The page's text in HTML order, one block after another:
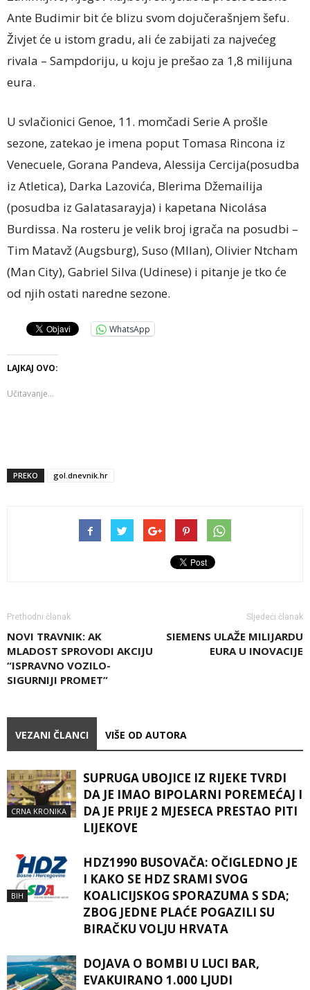
Ante Budimir bit će blizu svom dojučerašnjem šefu.
Živjet će u istom gradu, ali će zabijati za najvećeg
rivala – Sampdoriju, u koju je prešao za 1,8 milijuna
eura.
U svlačionici Genoe, 11. momčadi Serie A prošle
sezone, zatekao je imena poput Tomasa Rincona iz
Venecuele, Gorana Pandeva, Alessija Cercija(posudba
iz Atletica), Darka Lazovića, Blerima Džemailija
(posudba iz Galatasarayja) i kapetana Nicolása
Burdissa. Na rosteru je velik broj igrača na posudbi –
Tim Matavž (Augsburg), Suso (MIlan), Olivier Ntcham
(Man City), Gabriel Silva (Udinese) i pitanje je tko će
od njih ostati naredne sezone.
WhatsApp
LAJKAJ OVO:
Učitavanje...
PREKO gol.dnevnik.hr
Prethodni članak
NOVI TRAVNIK: AK
MLADOST SPROVODI AKCIJU
“ISPRAVNO VOZILO-
SIGURNIJI PROMET”
Sljedeći članak
SIEMENS ULAŽE MILIJARDU
EURA U INOVACIJE
VEZANI ČLANCI VIŠE OD AUTORA
CRNA KRONIKA
SUPRUGA UBOJICE IZ RIJEKE TVRDI
DA JE IMAO BIPOLARNI POREMEĆAJ I
DA JE PRIJE 2 MJESECA PRESTAO PITI
LIJEKOVE
BIH
HDZ1990 BUSOVAČA: OČIGLEDNO JE
I KAKO SE HDZ SRAMI SVOG
KOALICIJSKOG SPORAZUMA S SDA;
ZBOG JEDNE PLAĆE POGAZILI SU
BIRAČKU VOLJU HRVATA
DOJAVA O BOMBI U LUCI BAR,
EVAKUIRANO 1.000 LJUDI